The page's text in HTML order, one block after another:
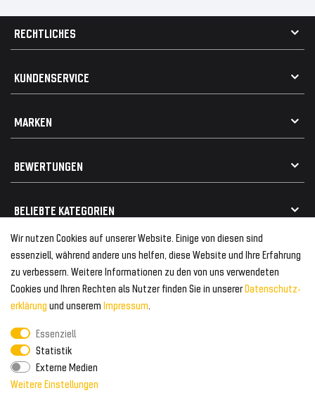
Wir nutzen Cookies auf unserer Website. Einige von diesen sind
essenziell, während andere uns helfen, diese Website und Ihre Erfahrung
zu verbessern. Weitere Informationen zu den von uns verwendeten
Cookies und Ihren Rechten als Nutzer finden Sie in unsererDaten­schutz­
erklärung und unserem Impressum.
Essenziell
Statistik
Externe Medien
Weitere Einstellungen
RECHTLICHES
Widerrufsrecht
Vertrag widerrufen
Elektro- / Altteilentsorgung
KUNDENSERVICE
MARKEN
Geeignet für Mercedes
BEWERTUNGEN
BELIEBTE KATEGORIEN
Frontspoiler
Heckspoiler
Kabelbäume
Kühlergrill
FOLGEN SIE UNS AUF
Tuning Fanatics
ZAHLUNG & VERSAND
Zahlungsanbieter
Versand & Zahlung
WELTWEITER VERSAND
© 2026 Tuning Fanatics